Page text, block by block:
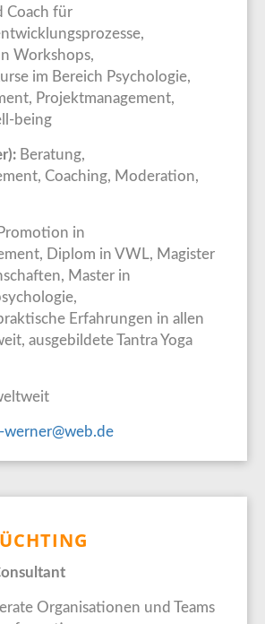
Coach für
Workshops,
im Bereich Psychologie,
Projektmanagement,
being
Beratung,
Coaching, Moderation,
Promotion in
Diplom in VWL, Magister
Master in
Erfahrungen in allen
ausgebildete Tantra Yoga
werner@web.de
Organisationen und Teams